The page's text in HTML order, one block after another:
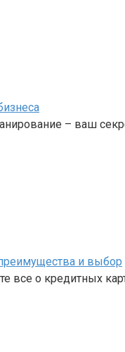
– ваш
и выбор
все о кредитных